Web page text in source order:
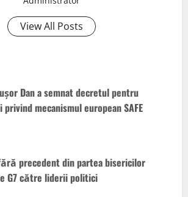
View All Posts
Dan a semnat decretul pentru
mecanismul european SAFE
precedent din partea bisericilor
G7 către liderii politici